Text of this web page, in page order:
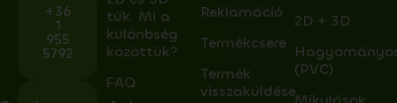
+36
1
955
5792
tűk. Mi a
különbség
közöttük?
FAQ
Reklamáció
Termékcsere
Termék
visszaküldése
2D + 3D
(PVC)